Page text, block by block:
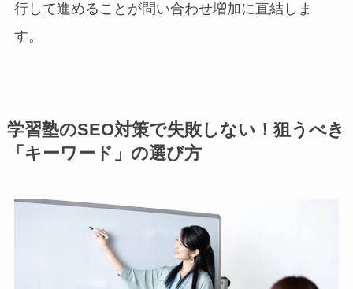
行して進めることが問い合わせ増加に直結しま
す。
学習塾のSEO対策で失敗しない！狙うべき
「キーワード」の選び方